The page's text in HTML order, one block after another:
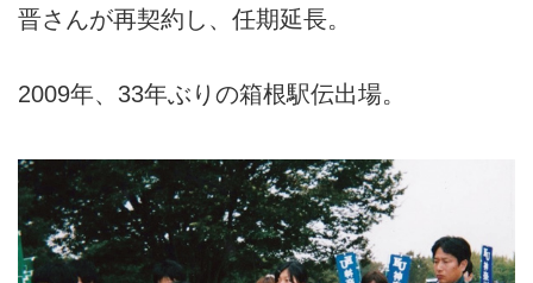
晋さんが再契約し、任期延長。
2009年、33年ぶりの箱根駅伝出場。